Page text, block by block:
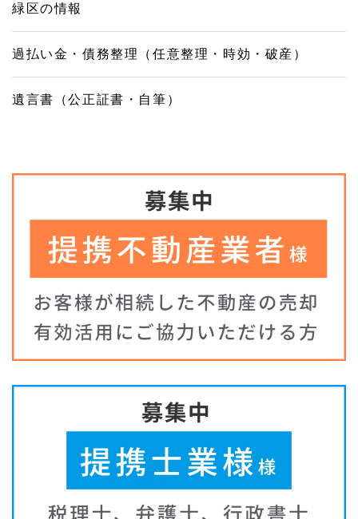
緑区の情報
過払い金・債務整理（任意整理・時効・破産）
遺言書（公正証書・自筆）